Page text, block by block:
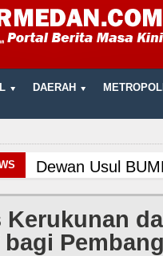
DAERAH
Dewan Usul
Gubernur Bobby
Kerukunan